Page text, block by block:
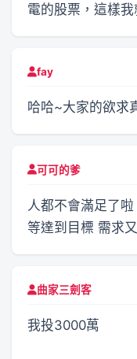
電的股票，這樣
fay
哈哈~大家的欲求
可可的爹
人都不會滿足了啦
等達到目標 需求
曲家三劍客
我投3000萬